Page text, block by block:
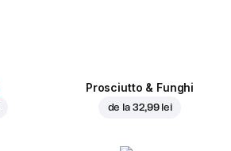
Prosciutto & Funghi
de la 32,99 lei